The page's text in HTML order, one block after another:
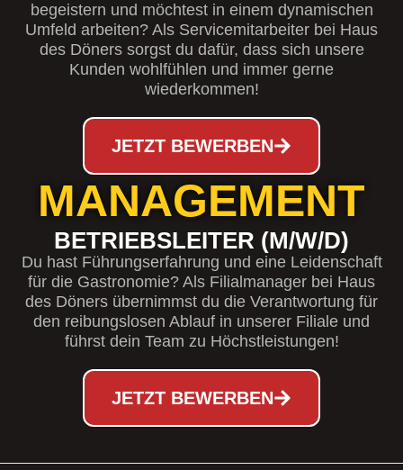
begeistern und möchtest in einem dynamischen
Umfeld arbeiten? Als Servicemitarbeiter bei Haus
des Döners sorgst du dafür, dass sich unsere
Kunden wohlfühlen und immer gerne
wiederkommen!
JETZT BEWERBEN
MANAGEMENT
BETRIEBSLEITER (M/W/D)
Du hast Führungserfahrung und eine Leidenschaft
für die Gastronomie? Als Filialmanager bei Haus
des Döners übernimmst du die Verantwortung für
den reibungslosen Ablauf in unserer Filiale und
führst dein Team zu Höchstleistungen!
JETZT BEWERBEN